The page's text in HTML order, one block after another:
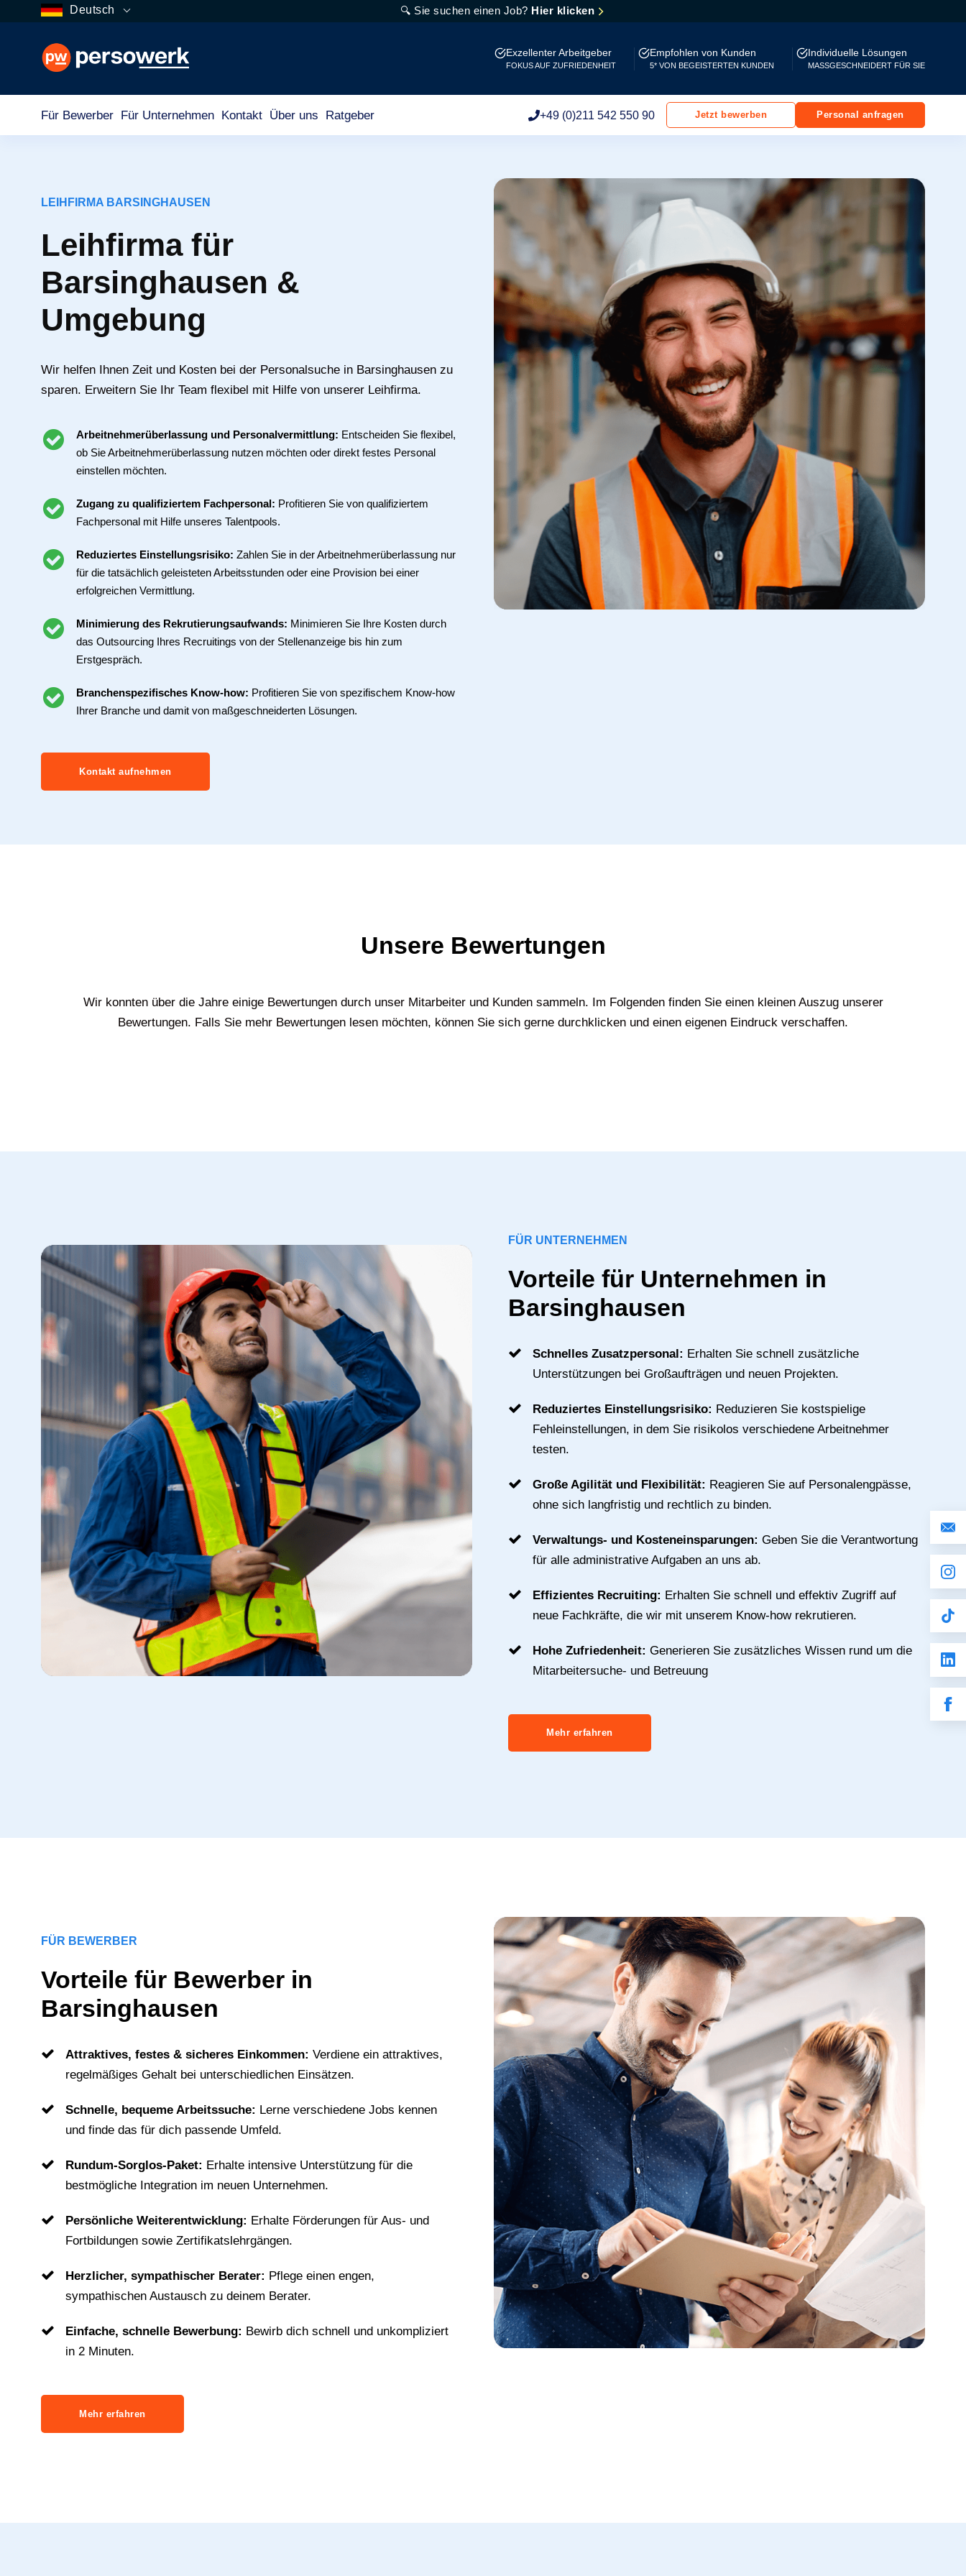
Deutsch 🔍 Sie suchen einen Job? Hier klicken
Exzellenter Arbeitgeber
FOKUS AUF ZUFRIEDENHEIT
Empfohlen von Kunden
5* VON BEGEISTERTEN KUNDEN
Individuelle Lösungen
MASSGESCHNEIDERT FÜR SIE
Für Bewerber Für Unternehmen Kontakt Über uns Ratgeber +49 (0)211 542 550 90 Jetzt bewerben Personal anfragen
LEIHFIRMA BARSINGHAUSEN
Leihfirma für
Barsinghausen &
Umgebung
Wir helfen Ihnen Zeit und Kosten bei der Personalsuche in Barsinghausen zu
sparen. Erweitern Sie Ihr Team flexibel mit Hilfe von unserer Leihfirma.
Arbeitnehmerüberlassung und Personalvermittlung: Entscheiden Sie flexibel,
ob Sie Arbeitnehmerüberlassung nutzen möchten oder direkt festes Personal
einstellen möchten.
Zugang zu qualifiziertem Fachpersonal: Profitieren Sie von qualifiziertem
Fachpersonal mit Hilfe unseres Talentpools.
Reduziertes Einstellungsrisiko: Zahlen Sie in der Arbeitnehmerüberlassung nur
für die tatsächlich geleisteten Arbeitsstunden oder eine Provision bei einer
erfolgreichen Vermittlung.
Minimierung des Rekrutierungsaufwands: Minimieren Sie Ihre Kosten durch
das Outsourcing Ihres Recruitings von der Stellenanzeige bis hin zum
Erstgespräch.
Branchenspezifisches Know-how: Profitieren Sie von spezifischem Know-how
Ihrer Branche und damit von maßgeschneiderten Lösungen.
Kontakt aufnehmen
Unsere Bewertungen
Wir konnten über die Jahre einige Bewertungen durch unser Mitarbeiter und Kunden sammeln. Im Folgenden finden Sie einen kleinen Auszug unserer
Bewertungen. Falls Sie mehr Bewertungen lesen möchten, können Sie sich gerne durchklicken und einen eigenen Eindruck verschaffen.
FÜR UNTERNEHMEN
Vorteile für Unternehmen in
Barsinghausen
Schnelles Zusatzpersonal: Erhalten Sie schnell zusätzliche
Unterstützungen bei Großaufträgen und neuen Projekten.
Reduziertes Einstellungsrisiko: Reduzieren Sie kostspielige
Fehleinstellungen, in dem Sie risikolos verschiedene Arbeitnehmer
testen.
Große Agilität und Flexibilität: Reagieren Sie auf Personalengpässe,
ohne sich langfristig und rechtlich zu binden.
Verwaltungs- und Kosteneinsparungen: Geben Sie die Verantwortung
für alle administrative Aufgaben an uns ab.
Effizientes Recruiting: Erhalten Sie schnell und effektiv Zugriff auf
neue Fachkräfte, die wir mit unserem Know-how rekrutieren.
Hohe Zufriedenheit: Generieren Sie zusätzliches Wissen rund um die
Mitarbeitersuche- und Betreuung
Mehr erfahren
FÜR BEWERBER
Vorteile für Bewerber in
Barsinghausen
Attraktives, festes & sicheres Einkommen: Verdiene ein attraktives,
regelmäßiges Gehalt bei unterschiedlichen Einsätzen.
Schnelle, bequeme Arbeitssuche: Lerne verschiedene Jobs kennen
und finde das für dich passende Umfeld.
Rundum-Sorglos-Paket: Erhalte intensive Unterstützung für die
bestmögliche Integration im neuen Unternehmen.
Persönliche Weiterentwicklung: Erhalte Förderungen für Aus- und
Fortbildungen sowie Zertifikatslehrgängen.
Herzlicher, sympathischer Berater: Pflege einen engen,
sympathischen Austausch zu deinem Berater.
Einfache, schnelle Bewerbung: Bewirb dich schnell und unkompliziert
in 2 Minuten.
Mehr erfahren